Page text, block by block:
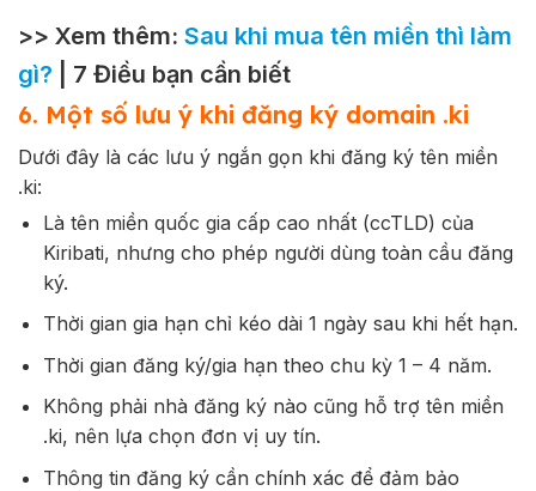
>> Xem thêm: Sau khi mua tên miền thì làm
gì? | 7 Điều bạn cần biết
6. Một số lưu ý khi đăng ký domain .ki
Dưới đây là các lưu ý ngắn gọn khi đăng ký tên miền
.ki:
Là tên miền quốc gia cấp cao nhất (ccTLD) của
Kiribati, nhưng cho phép người dùng toàn cầu đăng
ký.
Thời gian gia hạn chỉ kéo dài 1 ngày sau khi hết hạn.
Thời gian đăng ký/gia hạn theo chu kỳ 1 – 4 năm.
Không phải nhà đăng ký nào cũng hỗ trợ tên miền
.ki, nên lựa chọn đơn vị uy tín.
Thông tin đăng ký cần chính xác để đảm bảo